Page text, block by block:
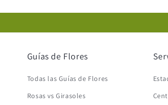
Guías de Flores
Todas las Guías de Flores
Rosas vs Girasoles